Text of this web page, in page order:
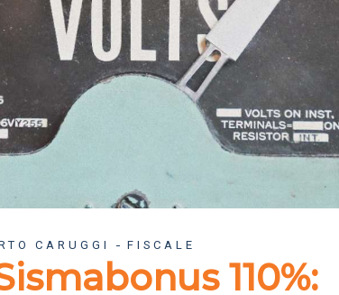
CARUGGI FISCALE
110%: